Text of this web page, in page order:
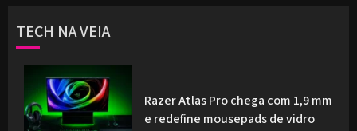
TECH NA VEIA
Razer Atlas Pro chega com 1,9 mm
e redefine mousepads de vidro